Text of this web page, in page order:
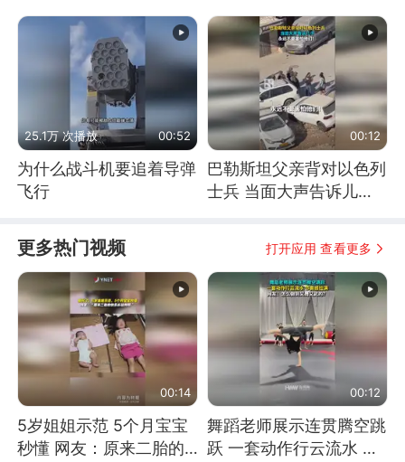
25.1万 次播放 00:52
为什么战斗机要追着导弹
飞行
00:12
巴勒斯坦父亲背对以色列
士兵 当面大声告诉儿
更多热门视频 打开应用 查看更多
00:14
5岁姐姐示范 5个月宝宝
秒懂 网友：原来二胎的
00:12
舞蹈老师展示连贯腾空跳
跃 一套动作行云流水 节